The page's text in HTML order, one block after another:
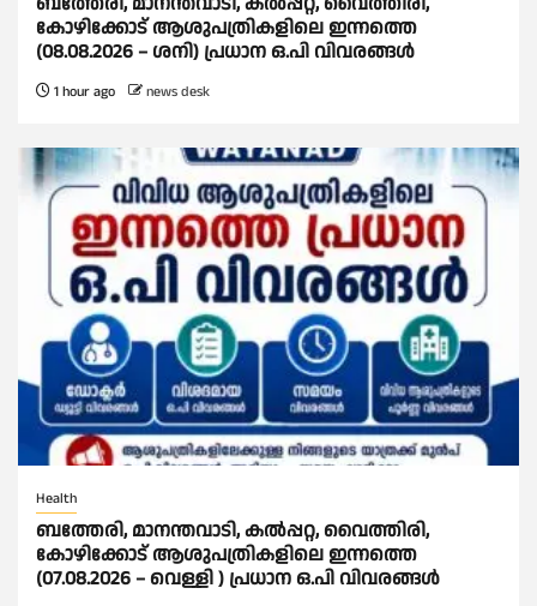
കോഴിക്കോട് ആശുപത്രികളിലെ ഇന്നത്തെ
(08.08.2026 – ശനി) പ്രധാന ഒ.പി വിവരങ്ങൾ
1 hour ago news desk
Health
ബത്തേരി, മാനന്തവാടി, കൽപ്പറ്റ, വൈത്തിരി,
കോഴിക്കോട് ആശുപത്രികളിലെ ഇന്നത്തെ
(07.08.2026 – വെള്ളി ) പ്രധാന ഒ.പി വിവരങ്ങൾ